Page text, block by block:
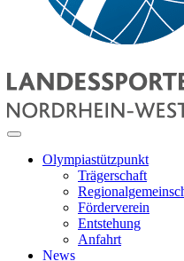
Olympiastützpunkt
Trägerschaft
Förderverein
Entstehung
Anfahrt
News